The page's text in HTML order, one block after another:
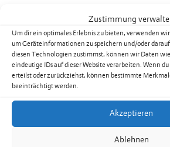
Zustimmung
Um dir ein optimales Erlebnis zu bieten, verwenden
um Geräteinformationen zu speichern und/oder
diesen Technologien zustimmst, können wir Daten
eindeutige IDs auf dieser Website verarbeiten. Wenn
erteilst oder zurückziehst, können bestimmte
beeinträchtigt werden.
Akzeptieren
Ablehnen
Kanzlei-Abteilungsleiter
Suhner Philipp
Festnetz+423 377 50 12
Mobil+423 794 90 12
philipp.suhner@eschen.li
Zur Übersicht der Dienstleistungen &
Gemeinde Eschen-Nendeln
St. Martins-Ring 2, 9492 Eschen